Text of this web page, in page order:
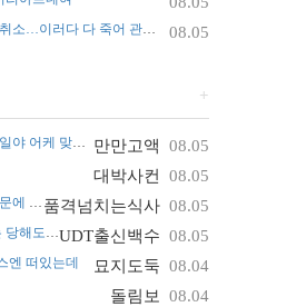
08.05
다 죽어 관중 쓰러지자 화들짝 [자막뉴스]
+
만만고액 08.05
케 맞추나요 ㅠ
대박사컨 08.05
품격넘치는식사 08.05
네요~
UDT출신백수 08.05
괜찮아요
묘지도둑 08.04
엔 떠있는데
돌림보 08.04